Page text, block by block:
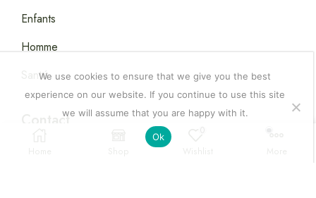
Enfants
Homme
Santé
Contact
We use cookies to ensure that we give you the best
experience on our website. If you continue to use this site
we will assume that you are happy with it.
Ok